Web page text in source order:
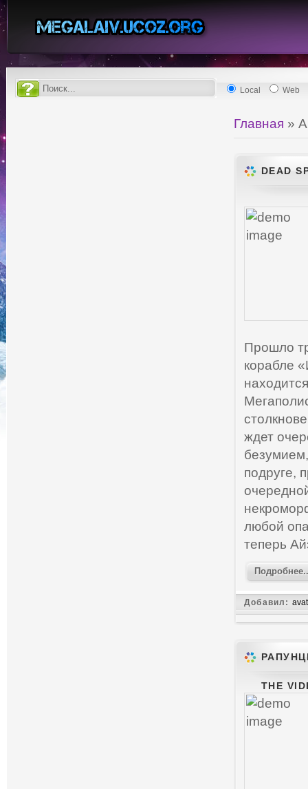
Local Web
Главная »
DEAD
Прошло
корабле
ждет
подруге,
любой
теперь
Добавил:
THE